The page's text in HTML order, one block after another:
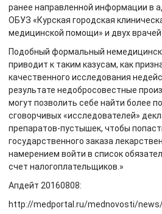
ранее направленной информации в
ОБУЗ «Курская городская
медицинской помощи» и двух
Подобный формальный
приводит к таким казусам, как
качественного исследования
результате недобросовестные
могут позволить себе найти более
сговорчивых «исследователей»
препаратов-пустышек, чтобы
государственного заказа
намерением войти в список
счет налогоплательщиков.»
Апдейт 20160808:
http://medportal.ru/mednovosti/